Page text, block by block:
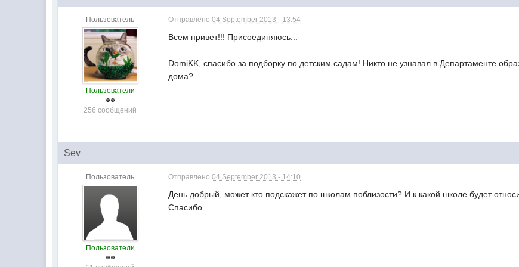
Пользователь
Пользователи
256 сообщений
Отправлено04 September 2013 - 13:54
Всем привет!!! Присоединяюсь...
DomiKK, спасибо за подборку по детским садам! Никто не узнавал в Департаменте
дома?
Sev
Пользователь
Пользователи
Отправлено04 September 2013 - 14:10
День добрый, может кто подскажет по школам поблизости? И к какой школе будет
Спасибо